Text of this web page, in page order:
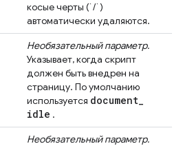
косые черты (`/`)
автоматически удаляются.
Необязательный параметр.
Указывает, когда скрипт
должен быть внедрен на
страницу. По умолчанию
используется document_
idle .
Необязательный параметр.